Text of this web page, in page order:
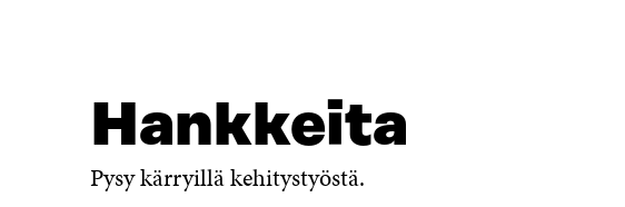
Hankkeita
Pysy kärryillä kehitystyöstä.